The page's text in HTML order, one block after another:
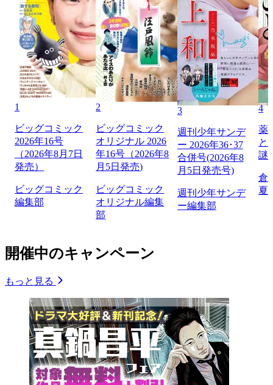
1
ビッグコミック
2026年16号
（2026年8月7日
発売）
ビッグコミック
編集部
2
ビッグコミック
オリジナル 2026
年16号（2026年8
月5日発売)
ビッグコミック
オリジナル編集
部
3
週刊少年サンデ
ー 2026年36･37
合併号(2026年8
月5日発売号)
週刊少年サンデ
ー編集部
4
薬
と
謎
倉
夏
開催中のキャンペーン
もっと見る